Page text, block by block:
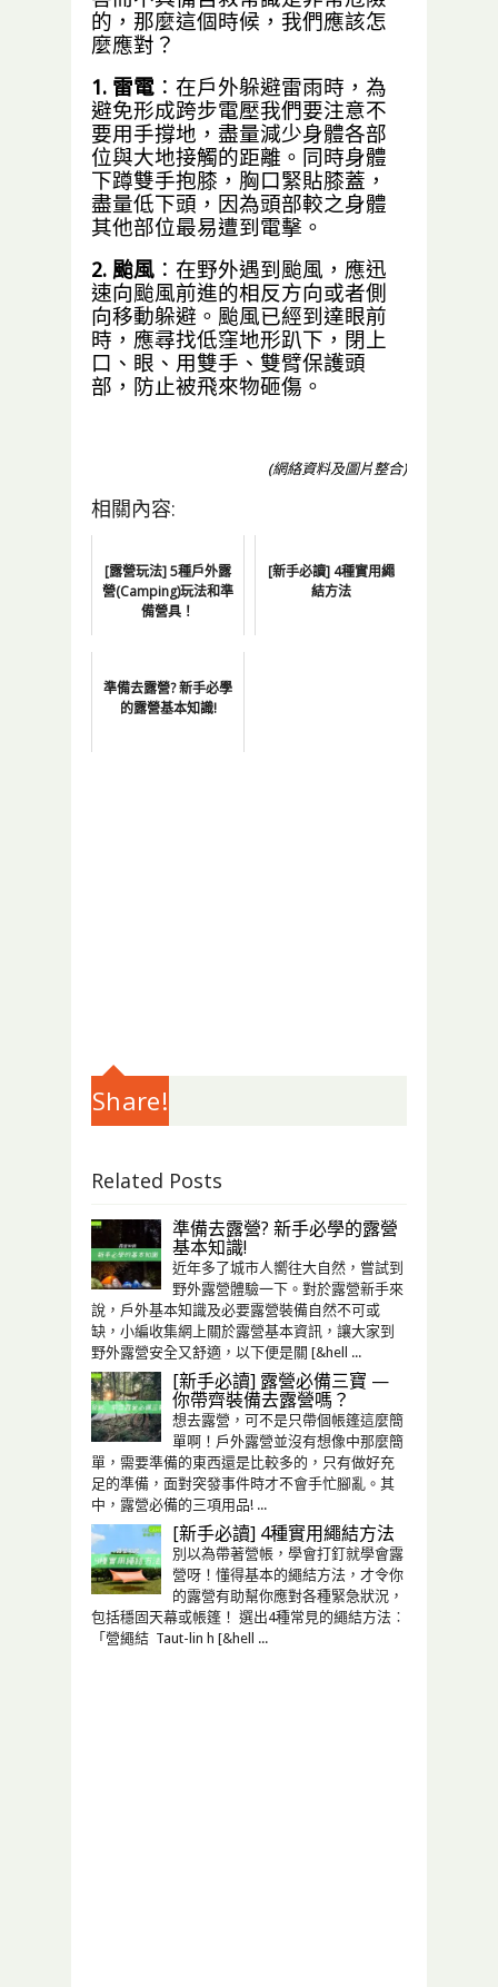
的，那麼這個時候，我們應該怎
麼應對？
1. 雷電 ：在戶外躲避雷雨時，為
避免形成跨步電壓我們要注意不
要用手撐地，盡量減少身體各部
位與大地接觸的距離。同時身體
下蹲雙手抱膝，胸口緊貼膝蓋，
盡量低下頭，因為頭部較之身體
其他部位最易遭到電擊。
2. 颱風 ：在野外遇到颱風，應迅
速向颱風前進的相反方向或者側
向移動躲避。颱風已經到達眼前
時，應尋找低窪地形趴下，閉上
口、眼、用雙手、雙臂保護頭
部，防止被飛來物砸傷。
(網絡資料及圖片整合)
相關內容:
[露營玩法] 5種戶外露
營(Camping)玩法和準
備營具！
[新手必讀] 4種實用繩
結方法
準備去露營? 新手必學
的露營基本知識!
Share!
Related Posts
準備去露營? 新手必學的露營
基本知識!
近年多了城市人嚮往大自然，嘗試到
野外露營體驗一下。對於露營新手來
說，戶外基本知識及必要露營裝備自然不可或
缺，小編收集網上關於露營基本資訊，讓大家到
野外露營安全又舒適，以下便是關 [&hell ...
[新手必讀] 露營必備三寶 —
你帶齊裝備去露營嗎？
想去露營，可不是只帶個帳篷這麼簡
單啊！戶外露營並沒有想像中那麼簡
單，需要準備的東西還是比較多的，只有做好充
足的準備，面對突發事件時才不會手忙腳亂。其
中，露營必備的三項用品! ...
[新手必讀] 4種實用繩結方法
別以為帶著營帳，學會打釘就學會露
營呀！懂得基本的繩結方法，才令你
的露營有助幫你應對各種緊急狀況，
包括穩固天幕或帳篷！ 選出4種常見的繩結方法︰
「營繩結 Taut-lin h [&hell ...